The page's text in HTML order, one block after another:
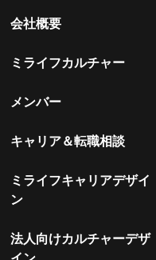
会社概要
ミライフカルチャー
メンバー
キャリア＆転職相談
ミライフキャリアデザイ
ン
法人向けカルチャーデザ